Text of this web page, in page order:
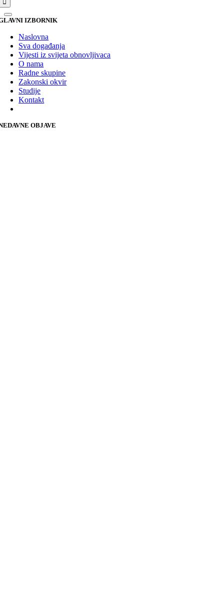
IZBORNIK
Naslovna
Sva događanja
Vijesti iz svijeta obnovljivaca
O nama
Radne skupine
Zakonski okvir
Studije
Kontakt
OBJAVE